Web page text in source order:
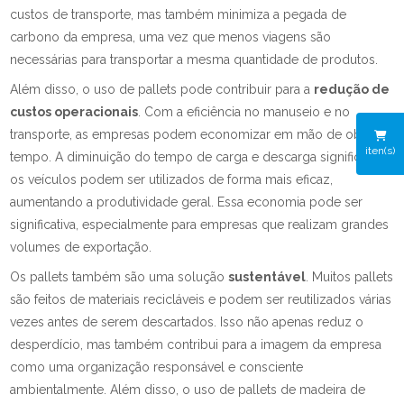
iten(s)
custos de transporte, mas também minimiza a pegada de
carbono da empresa, uma vez que menos viagens são
necessárias para transportar a mesma quantidade de produtos.
Além disso, o uso de pallets pode contribuir para a redução de
custos operacionais . Com a eficiência no manuseio e no
transporte, as empresas podem economizar em mão de obra e
tempo. A diminuição do tempo de carga e descarga significa que
os veículos podem ser utilizados de forma mais eficaz,
aumentando a produtividade geral. Essa economia pode ser
significativa, especialmente para empresas que realizam grandes
volumes de exportação.
Os pallets também são uma soluçãosustentável . Muitos pallets
são feitos de materiais recicláveis e podem ser reutilizados várias
vezes antes de serem descartados. Isso não apenas reduz o
desperdício, mas também contribui para a imagem da empresa
como uma organização responsável e consciente
ambientalmente. Além disso, o uso de pallets de madeira de